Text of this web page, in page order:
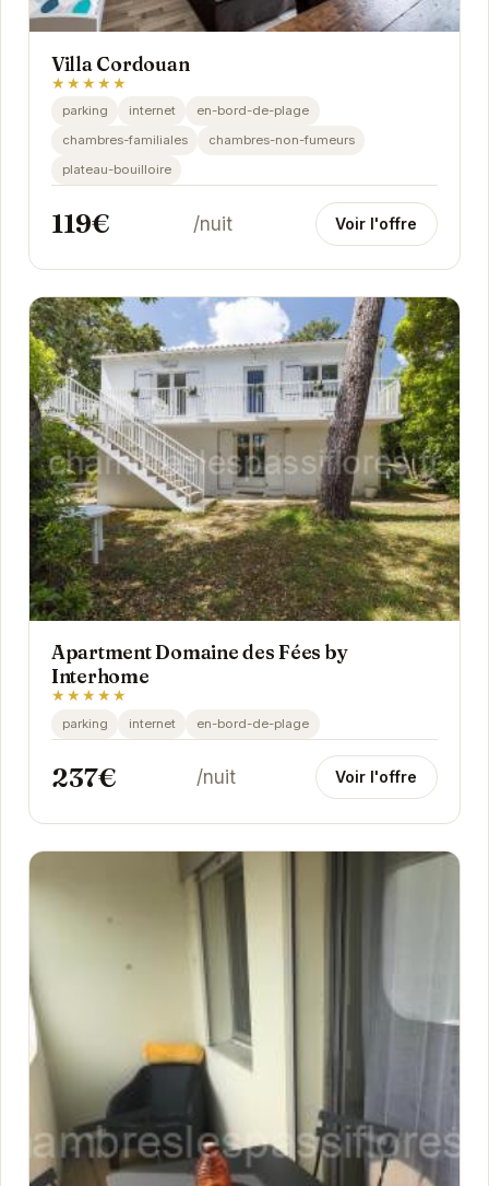
Villa Cordouan
★★★★★
parking internet
en-bord-de-plage
chambres-familiales
chambres-non-fumeurs
plateau-bouilloire
119€ /nuit Voir l'offre
Apartment Domaine des Fées by
Interhome
★★★★★
parking internet en-bord-de-plage
237€ /nuit Voir l'offre